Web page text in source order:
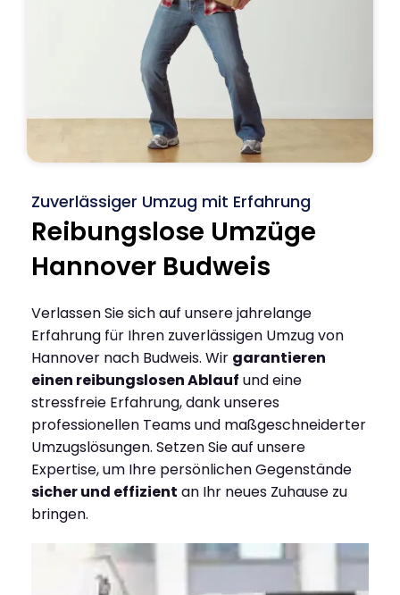
Zuverlässiger Umzug mit Erfahrung
Reibungslose Umzüge
Hannover Budweis
Verlassen Sie sich auf unsere jahrelange
Erfahrung für Ihren zuverlässigen Umzug von
Hannover nach Budweis. Wir garantieren
einen reibungslosen Ablauf und eine
stressfreie Erfahrung, dank unseres
professionellen Teams und maßgeschneiderter
Umzugslösungen. Setzen Sie auf unsere
Expertise, um Ihre persönlichen Gegenstände
sicher und effizient an Ihr neues Zuhause zu
bringen.